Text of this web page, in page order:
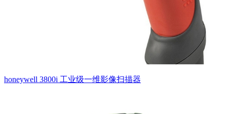
honeywell 3800i 工业级一维影像扫描器